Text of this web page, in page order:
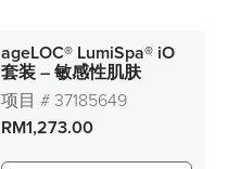
ageLOC® LumiSpa® iO
套装 – 敏感性肌肤
项目 # 37185649
RM1,273.00